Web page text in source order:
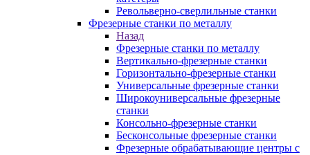
Револьверно-сверлильные станки
Фрезерные станки по металлу
Назад
Фрезерные станки по металлу
Вертикально-фрезерные станки
Горизонтально-фрезерные станки
Универсальные фрезерные станки
Широкоуниверсальные фрезерные
станки
Консольно-фрезерные станки
Бесконсольные фрезерные станки
Фрезерные обрабатывающие центры с